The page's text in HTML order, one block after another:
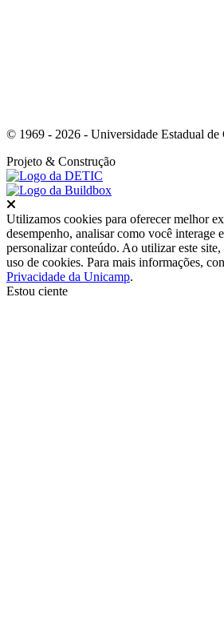
© 1969 - 2026 - Universidade Estadual de
Projeto & Construção
Utilizamos cookies para oferecer melhor
desempenho, analisar como você interage
personalizar conteúdo. Ao utilizar este
uso de cookies. Para mais informações,
Privacidade da Unicamp.
Estou ciente